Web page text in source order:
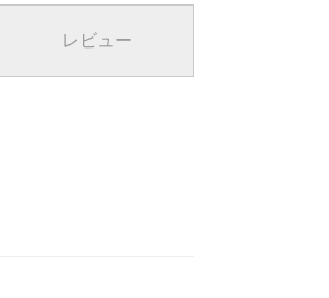
レビュー